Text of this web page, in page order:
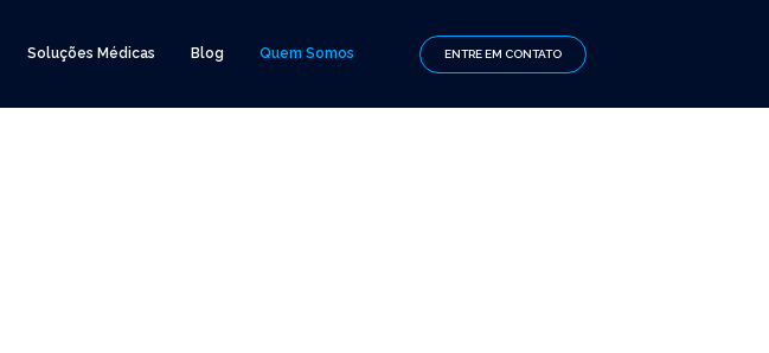
Soluções Médicas Blog Quem Somos ENTRE EM CONTATO